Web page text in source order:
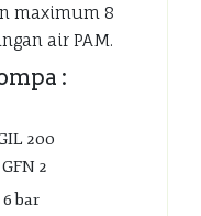
maximum 8
air PAM.
:
200
2
bar